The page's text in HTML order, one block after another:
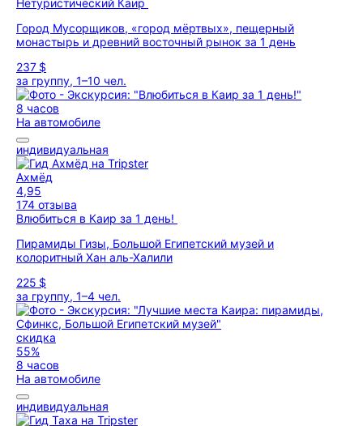
Нетуристический Каир
Город Мусорщиков, «город мёртвых», пещерный
монастырь и древний восточный рынок за 1 день
237 $
за группу, 1–10 чел.
8 часов
На автомобиле
индивидуальная
Ахмёд
4,95
174 отзыва
Влюбиться в Каир за 1 день!
Пирамиды Гизы, Большой Египетский музей и
колоритный Хан аль-Халили
225 $
за группу, 1–4 чел.
скидка
55%
8 часов
На автомобиле
индивидуальная